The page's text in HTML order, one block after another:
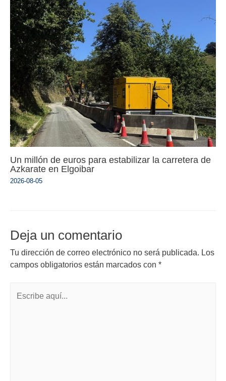
Un millón de euros para estabilizar la carretera de
Azkarate en Elgoibar
2026-08-05
Deja un comentario
Tu dirección de correo electrónico no será publicada. Los
campos obligatorios están marcados con *